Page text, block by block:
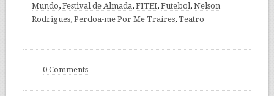
Mundo, Festival de Almada, FITEI, Futebol , Nelson
Rodrigues, Perdoa-me Por Me Traíres, Teatro
0 Comments